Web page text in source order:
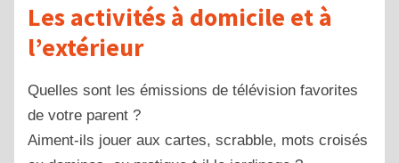
Les activités à domicile et à
l’extérieur
Quelles sont les émissions de télévision favorites
de votre parent ?
Aiment-ils jouer aux cartes, scrabble, mots croisés